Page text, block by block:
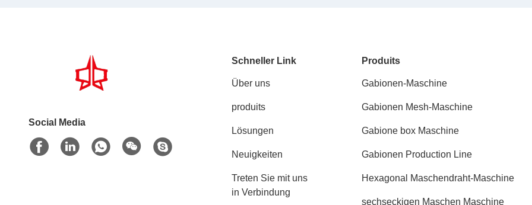
Social Media
Schneller Link
Über uns
produits
Lösungen
Neuigkeiten
Treten Sie mit uns
in Verbindung
Produits
Gabionen-Maschine
Gabionen Mesh-Maschine
Gabione box Maschine
Gabionen Production Line
Hexagonal Maschendraht-Maschine
sechseckigen Maschen Maschine